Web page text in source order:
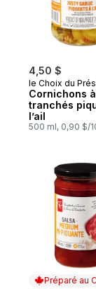
4,50 $
le Choix du
Cornichons à
tranchés
l’ail
500 ml, 0,90 $/
Préparé au